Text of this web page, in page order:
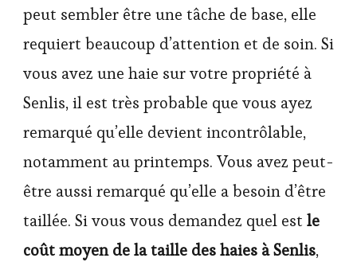
peut sembler être une tâche de base, elle
requiert beaucoup d’attention et de soin. Si
vous avez une haie sur votre propriété à
Senlis, il est très probable que vous ayez
remarqué qu’elle devient incontrôlable,
notamment au printemps. Vous avez peut-
être aussi remarqué qu’elle a besoin d’être
taillée. Si vous vous demandez quel est le
coût moyen de la taille des haies à Senlis,